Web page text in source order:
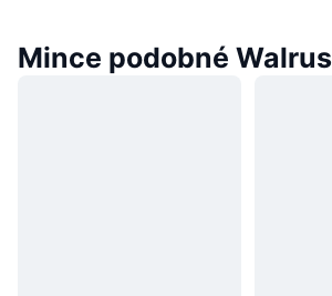
Mince podobné Walrus